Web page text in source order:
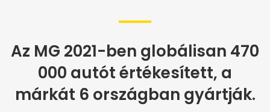
Az MG 2021-ben globálisan 470
000 autót értékesített, a
márkát 6 országban gyártják.